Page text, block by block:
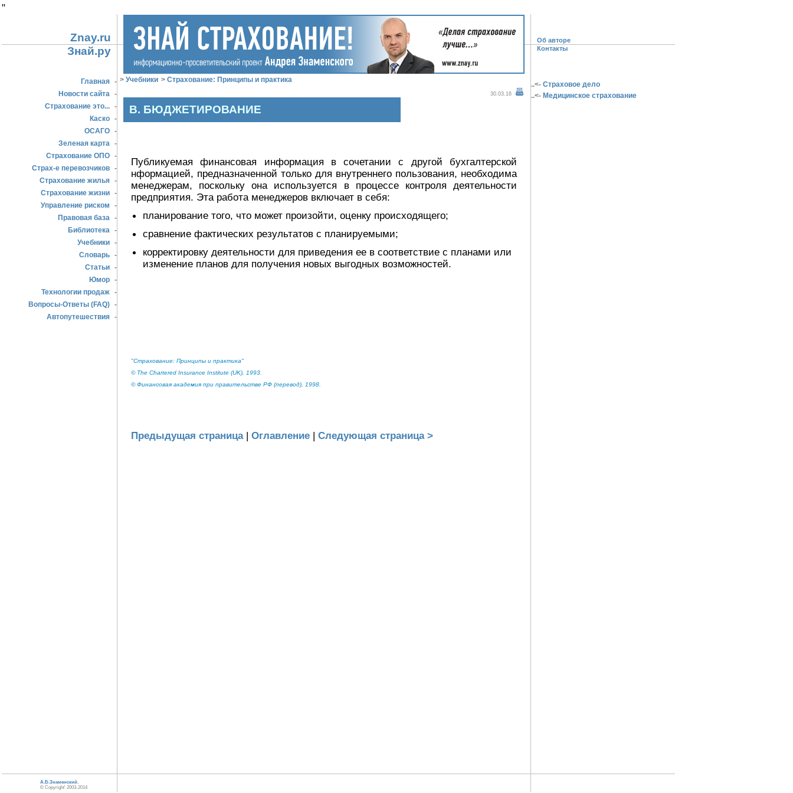
"
Znay.ru Об авторе
Знай.ру Контакты
Главная -
Новости сайта -
Страхование это... -
Каско -
ОСАГО -
Зеленая карта -
Страхование ОПО -
Страх-е перевозчиков -
Страхование жилья -
Страхование жизни -
Управление риском
-
Правовая база -
Библиотека -
Учебники -
Словарь -
Статьи -
Юмор -
Технологии продаж -
Вопросы-Ответы (FAQ) -
Автопутешествия -
> Учебники > Страхование: Принципы и практика
..<- Страховое дело
..<- Медицинское страхование
В. БЮДЖЕТИРОВАНИЕ
30.03.16
Публикуемая финансовая информация в сочетании с другой бухгалтерской
нформацией, предназначенной только для внутреннего пользования, необходима
менеджерам, поскольку она используется в процессе контроля деятельности
предприятия. Эта работа менеджеров включает в себя:
планирование того, что может произойти, оценку происходящего;
сравнение фактических результатов с планируемыми;
корректировку деятельности для приведения ее в соответствие с планами или
изменение планов для получения новых выгодных возможностей.
"Страхование: Принципы и практика"
© The Chartered Insurance Institute (UK), 1993.
© Финансовая академия при правительстве РФ (перевод), 1998.
Предыдущая страница| Оглавление | Следующая страница >
А.Б.Знаменский,
© Copyright' 2003-2014